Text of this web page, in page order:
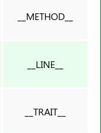
__METHOD__
__LINE__
__TRAIT__